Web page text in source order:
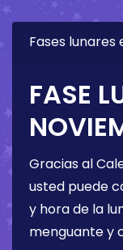
Fases lunares
FASE
Gracias al
usted puede
y hora de la
menguante y